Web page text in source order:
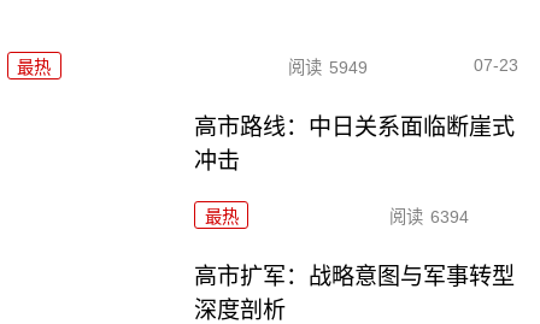
最热 阅读 5949 07-23
高市路线：中日关系面临断崖式
冲击
最热 阅读 6394
高市扩军：战略意图与军事转型
深度剖析